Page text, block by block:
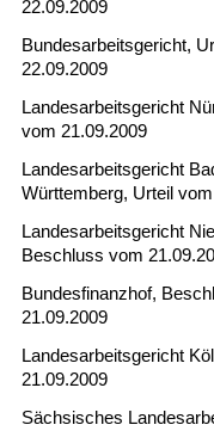
22.09.2009
Bundesarbeitsgericht,
22.09.2009
Landesarbeitsgericht
vom 21.09.2009
Landesarbeitsgericht
Württemberg, Urteil
Landesarbeitsgericht
Beschluss vom
Bundesfinanzhof,
21.09.2009
Landesarbeitsgericht
21.09.2009
Sächsisches